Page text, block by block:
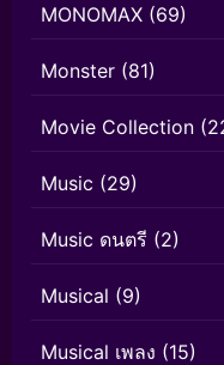
MONOMAX (69)
Monster (81)
Movie Collection
Music (29)
Music ดนตรี (2)
Musical (9)
Musical เพลง (15)